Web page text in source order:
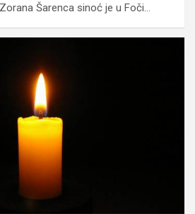
Šarenca sinoć je u Foči…